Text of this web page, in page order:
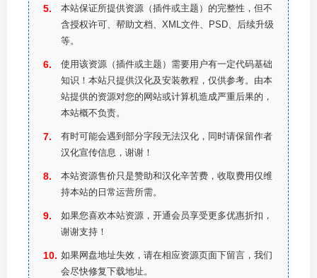
本站保证所提供资源（插件或主题）的完整性，但不
含授权许可、帮助文档、XML文件、PSD、后续升级
等。
使用该资源（插件或主题）需要用户有一定代码基础
知识！本站只提供汉化及安装教程，仅供参考。由本
站提供的资源对您的网站或计算机造成严重后果的，
本站概不负责。
有时可能会遇到部分字段无法汉化，同时请保留作者
汉化宣传信息，谢谢！
本站资源售价只是赞助和汉化辛苦费，收取费用仅维
持本站的日常运营所需。
如果您喜欢本站资源，开通会员享受更多优惠折扣，
谢谢支持！
如果网盘地址失效，请在相应资源页面下留言，我们
会尽快修复下载地址。